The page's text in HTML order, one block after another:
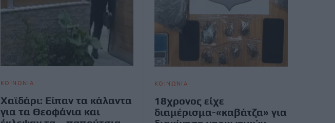
ΚΟΙΝΩΝΙΑ
Χαϊδάρι: Είπαν τα κάλαντα
για τα Θεοφάνια και
ΚΟΙΝΩΝΙΑ
18χρονος είχε
διαμέρισμα-«καβάτζα» για